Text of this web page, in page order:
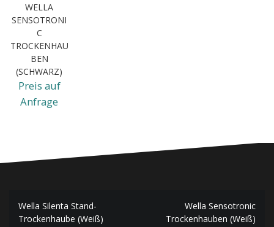
WELLA
SENSOTRONI
C
TROCKENHAU
BEN
(SCHWARZ)
Preis auf
Anfrage
Beitragsnavigation
Wella Silenta Stand-
Trockenhaube (Weiß)
Wella Sensotronic
Trockenhauben (Weiß)